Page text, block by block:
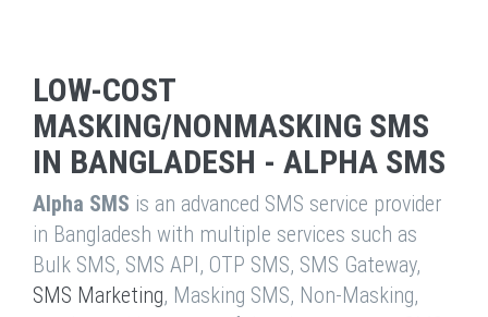
LOW-COST
MASKING/NONMASKING SMS
IN BANGLADESH - ALPHA SMS
Alpha SMS is an advanced SMS service provider
in Bangladesh with multiple services such as
Bulk SMS, SMS API, OTP SMS, SMS Gateway,
SMS Marketing, Masking SMS, Non-Masking,